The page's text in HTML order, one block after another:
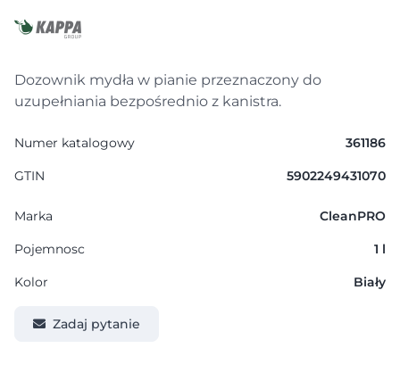
Dozownik mydła w pianie przeznaczony do
uzupełniania bezpośrednio z kanistra.
Numer katalogowy 361186
GTIN 5902249431070
Marka CleanPRO
Pojemnosc 1 l
Kolor Biały
Zadaj pytanie